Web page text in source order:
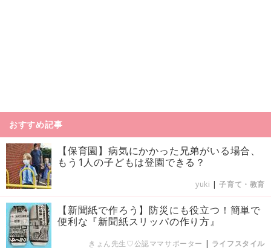
おすすめ記事
【保育園】病気にかかった兄弟がいる場合、
もう1人の子どもは登園できる？
yuki |子育て・教育
【新聞紙で作ろう】防災にも役立つ！簡単で
便利な『新聞紙スリッパの作り方』
きょん先生♡公認ママサポーター | ライフスタイル